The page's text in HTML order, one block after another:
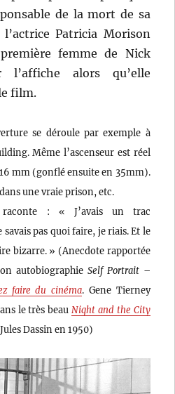
de la mort de sa
Patricia Morison
femme de Nick
alors qu’elle
film.
se déroule par exemple à
Même l’ascenseur est réel
mm (gonflé ensuite en 35mm).
une vraie prison, etc.
: « J’avais un trac
savais pas quoi faire, je riais. Et le
bizarre. » (Anecdote rapportée
autobiographieSelf Portrait–
faire du cinéma. Gene Tierney
le très beau Night and the City
Dassin en 1950)